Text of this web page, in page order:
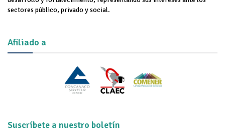
sectores público, privado y social.
Afiliado a
Suscríbete a nuestro boletín